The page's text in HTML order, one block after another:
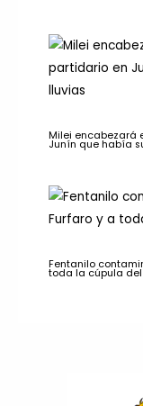
Milei encabezará
Junín que había
Fentanilo
toda la cúpula